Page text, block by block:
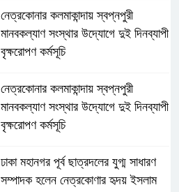
নেত্রকোনার কলমাকান্দায় স্বপ্নপুরী
মানবকল্যাণ সংস্থার উদ্যোগে দুই দিনব্যাপী
বৃক্ষরোপণ কর্মসূচি
নেত্রকোনার কলমাকান্দায় স্বপ্নপুরী
মানবকল্যাণ সংস্থার উদ্যোগে দুই দিনব্যাপী
বৃক্ষরোপণ কর্মসূচি
ঢাকা মহানগর পূর্ব ছাত্রদলের যুগ্ম সাধারণ
সম্পাদক হলেন নেত্রকোণার হৃদয় ইসলাম